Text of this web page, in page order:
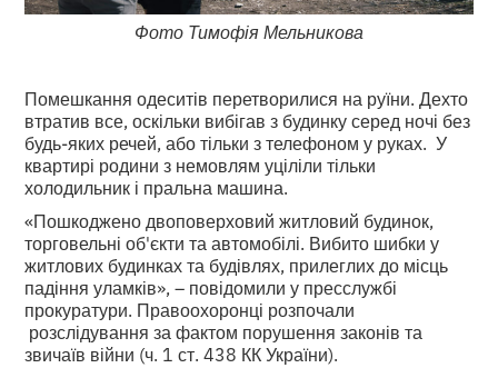
Фото Тимофія Мельникова
Помешкання одеситів перетворилися на руїни. Дехто
втратив все, оскільки вибігав з будинку серед ночі без
будь-яких речей, або тільки з телефоном у руках. У
квартирі родини з немовлям уціліли тільки
холодильник і пральна машина.
«Пошкоджено двоповерховий житловий будинок,
торговельні об'єкти та автомобілі. Вибито шибки у
житлових будинках та будівлях, прилеглих до місць
падіння уламків», – повідомили у пресслужбі
прокуратури. Правоохоронці розпочали
розслідування за фактом порушення законів та
звичаїв війни (ч. 1 ст. 438 КК України).